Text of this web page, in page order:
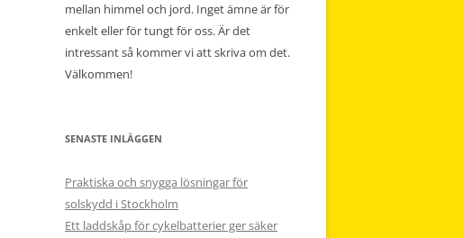
mellan himmel och jord. Inget ämne är för
enkelt eller för tungt för oss. Är det
intressant så kommer vi att skriva om det.
Välkommen!
SENASTE INLÄGGEN
Praktiska och snygga lösningar för
solskydd i Stockholm
Ett laddskåp för cykelbatterier ger säker